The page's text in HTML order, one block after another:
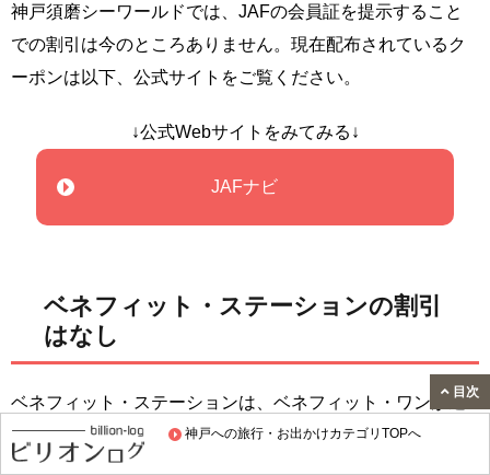
神戸への旅行・お出かけカテゴリTOPへ
神戸須磨シーワールドでは、JAFの会員証を提示すること
での割引は今のところありません。現在配布されているク
ーポンは以下、公式サイトをご覧ください。
↓公式Webサイトをみてみる↓
JAFナビ
ベネフィット・ステーションの割引
はなし
ベネフィット・ステーションは、ベネフィット・ワンが運
営している福利厚生サービスです。レジャー施設や飲食店
のチケットが割引になる特典があることがあります。私も
目次